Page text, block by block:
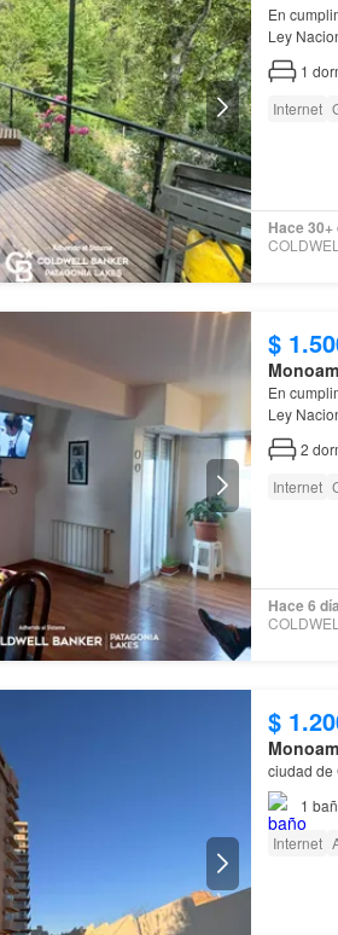
En
Ley
deRío
1
Internet
Hace 30+
$
En
Ley
deRío
2
Internet
Hace 6
$
ciudad de
1
Internet